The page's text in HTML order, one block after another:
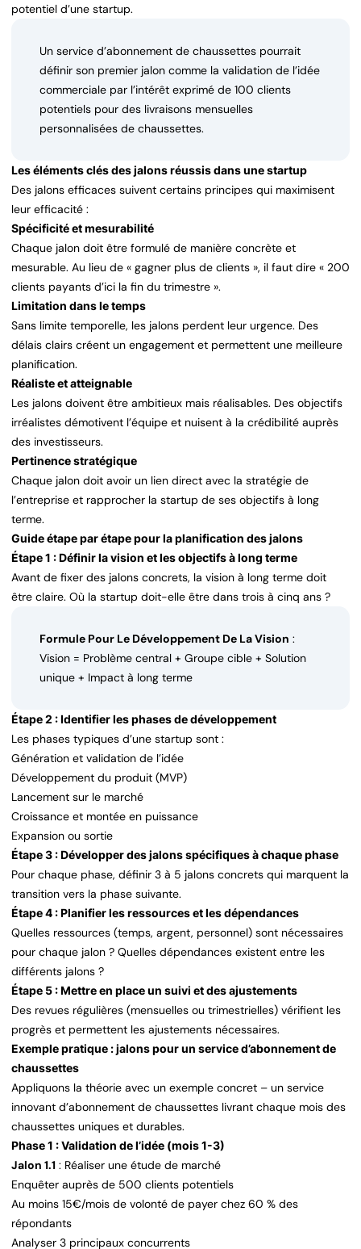
potentiel d’une startup.
Un service d’abonnement de chaussettes pourrait
définir son premier jalon comme la validation de l’idée
commerciale par l’intérêt exprimé de 100 clients
potentiels pour des livraisons mensuelles
personnalisées de chaussettes.
Les éléments clés des jalons réussis dans une startup
Des jalons efficaces suivent certains principes qui maximisent
leur efficacité :
Spécificité et mesurabilité
Chaque jalon doit être formulé de manière concrète et
mesurable. Au lieu de « gagner plus de clients », il faut dire « 200
clients payants d’ici la fin du trimestre ».
Limitation dans le temps
Sans limite temporelle, les jalons perdent leur urgence. Des
délais clairs créent un engagement et permettent une meilleure
planification.
Réaliste et atteignable
Les jalons doivent être ambitieux mais réalisables. Des objectifs
irréalistes démotivent l’équipe et nuisent à la crédibilité auprès
des investisseurs.
Pertinence stratégique
Chaque jalon doit avoir un lien direct avec la stratégie de
l’entreprise et rapprocher la startup de ses objectifs à long
terme.
Guide étape par étape pour la planification des jalons
Étape 1 : Définir la vision et les objectifs à long terme
Avant de fixer des jalons concrets, la vision à long terme doit
être claire. Où la startup doit-elle être dans trois à cinq ans ?
Formule Pour Le Développement De La Vision :
Vision = Problème central + Groupe cible + Solution
unique + Impact à long terme
Étape 2 : Identifier les phases de développement
Les phases typiques d’une startup sont :
Génération et validation de l’idée
Développement du produit (MVP)
Lancement sur le marché
Croissance et montée en puissance
Expansion ou sortie
Étape 3 : Développer des jalons spécifiques à chaque phase
Pour chaque phase, définir 3 à 5 jalons concrets qui marquent la
transition vers la phase suivante.
Étape 4 : Planifier les ressources et les dépendances
Quelles ressources (temps, argent, personnel) sont nécessaires
pour chaque jalon ? Quelles dépendances existent entre les
différents jalons ?
Étape 5 : Mettre en place un suivi et des ajustements
Des revues régulières (mensuelles ou trimestrielles) vérifient les
progrès et permettent les ajustements nécessaires.
Exemple pratique : jalons pour un service d’abonnement de
chaussettes
Appliquons la théorie avec un exemple concret – un service
innovant d’abonnement de chaussettes livrant chaque mois des
chaussettes uniques et durables.
Phase 1 : Validation de l’idée (mois 1-3)
Jalon 1.1 : Réaliser une étude de marché
Enquêter auprès de 500 clients potentiels
Au moins 15€/mois de volonté de payer chez 60 % des
répondants
Analyser 3 principaux concurrents